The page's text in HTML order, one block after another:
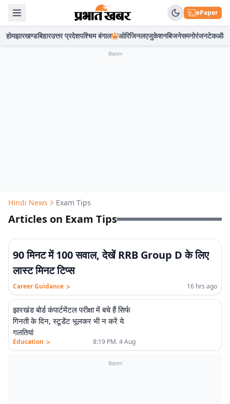
ePaper
होमझारखण्डबिहारउत्तर प्रदेशपश्चिम बंगाल ओरिजिनलएजुकेशनबिजनेसमनोरंजनटेकऑटो
विज्ञापन
Hindi News Exam Tips
Articles on Exam Tips
90 मिनट में 100 सवाल, देखें RRB Group D के लिए
लास्ट मिनट टिप्स
Career Guidance > 16 hrs ago
झारखंड बोर्ड कंपार्टमेंटल परीक्षा में बचे हैं सिर्फ
गिनती के दिन, स्टूडेंट भूलकर भी न करें ये
गलतियां
Education > 8:19 PM. 4 Aug
विज्ञापन